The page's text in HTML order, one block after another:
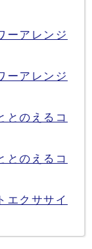
ーアレンジ
ーアレンジ
とのえるコ
とのえるコ
エクササイ